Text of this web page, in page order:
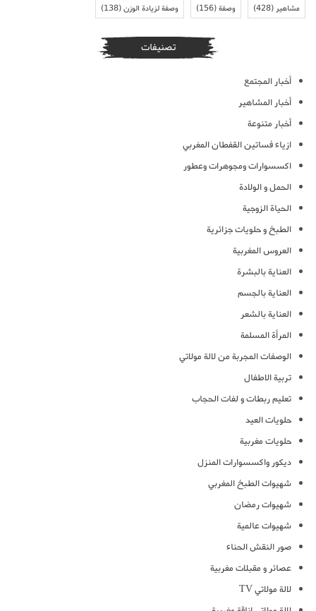
مشاهير(428) وصفة(156) وصفة لزيادة الوزن(138)
تصنيفات
أخبار المجتمع
أخبار المشاهير
أخبار متنوعة
ازياء فساتين القفطان المغربي
اكسسوارات ومجوهرات وعطور
الحمل و الولادة
الحياة الزوجية
الطبخ و حلويات جزائرية
العروس المغربية
العناية بالبشرة
العناية بالجسم
العناية بالشعر
المرأة المسلمة
الوصفات المجربة من لالة مولاتي
تربية الاطفال
تعليم ربطات و لفات الحجاب
حلويات العيد
حلويات مغربية
ديكور واكسسوارات المنزل
شهيوات الطبخ المغربي
شهيوات رمضان
شهيوات عالمية
صور النقش الحناء
عصائر و مقبلات مغربية
لالة مولاتي TV